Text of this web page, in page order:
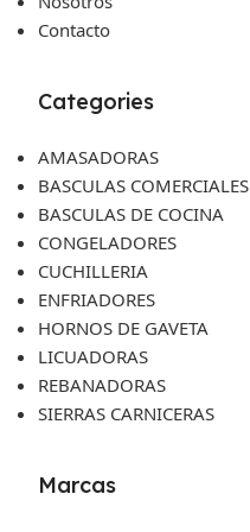
Contacto
Categories
AMASADORAS
BASCULAS COMERCIALES
BASCULAS DE COCINA
CONGELADORES
CUCHILLERIA
ENFRIADORES
HORNOS DE GAVETA
LICUADORAS
REBANADORAS
SIERRAS CARNICERAS
Marcas